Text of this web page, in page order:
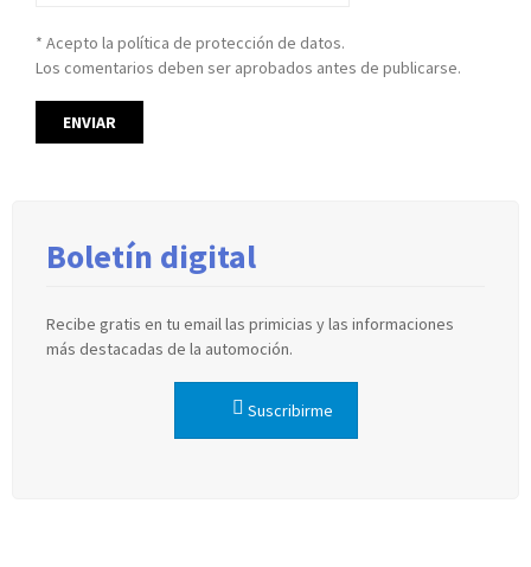
* Acepto la política de protección de datos.
Los comentarios deben ser aprobados antes de publicarse.
Boletín digital
Recibe gratis en tu email las primicias y las informaciones
más destacadas de la automoción.
Suscribirme